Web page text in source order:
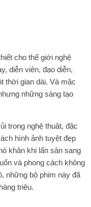
cho thế giới nghệ
diễn viên, đạo diễn,
thời gian dài. Và mặc
những sáng tạo
trong nghệ thuật, đặc
hình ảnh tuyệt đẹp
khăn khi lấn sân sang
và phong cách không
những bộ phim này đã
triệu.